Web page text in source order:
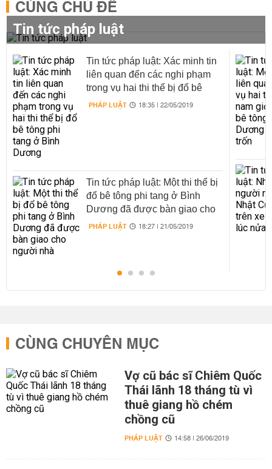
CÙNG CHỦ ĐỀ
Tin tức pháp luật
Tin tức pháp luật: Xác minh tin
liên quan đến các nghi phạm
trong vụ hai thi thể bị đổ bê
tông phi tang ở Bình Dương
PHÁP LUẬT 18:35 | 22/05/2019
Tin tức pháp luật: Một thi thể bị
đổ bê tông phi tang ở Bình
Dương đã được bàn giao cho
người nhà
PHÁP LUẬT 18:27 | 21/05/2019
CÙNG CHUYÊN MỤC
Vợ cũ bác sĩ Chiêm Quốc
Thái lãnh 18 tháng tù vì
thuê giang hồ chém
chồng cũ
PHÁP LUẬT 14:58 | 26/06/2019